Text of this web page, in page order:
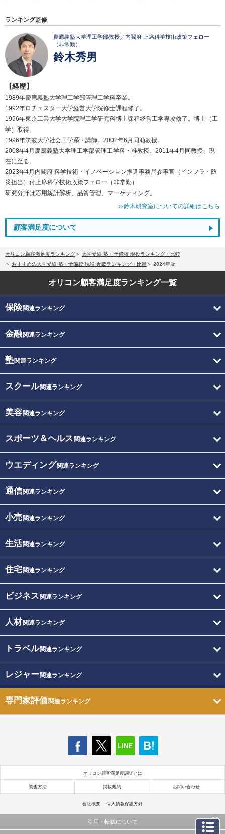
ランキング監修
慶應義塾大学理工学部教授／内閣府 上席科学技術政策フェロー
（非常勤）
鈴木秀男
【経歴】
1989年慶應義塾大学理工学部管理工学科卒業。
1992年ロチェスター大学経営大学院修士課程修了。
1996年東京工業大学大学院理工学研究科博士課程経営工学専攻修了。博士（工
学）取得。
1996年筑波大学社会工学系・講師。2002年6月同助教授。
2008年4月慶應義塾大学理工学部管理工学科・准教授。2011年4月同教授、現
在に至る。
2023年4月内閣府 科学技術・イノベーション推進事務局参事官（インフラ・防
災担当）付上席科学技術政策フェロー（非常勤）
研究分野は応用統計解析、品質管理、マーケティング。
≫鈴木研究室についての詳細はこちら
顧客満足度について
オリコン顧客満足度ランキング
大学受験 塾・予備校 現役ランキング・比較
おすすめの大学受験 塾・予備校 現役 近畿ランキング・比較
2024年版
オリコン顧客満足度ランキング一覧
保険関連ランキング
金融関連ランキング
塾関連ランキング
スクール関連ランキング
美容関連ランキング
スポーツ＆ヘルス 関連ランキング
ウエディング関連ランキング
通信関連ランキング
小売関連ランキング
生活関連ランキング
住宅関連ランキング
ビジネス 関連ランキング
人材関連ランキング
トラベル関連ランキング
レジャー関連ランキング
専門家評価関連ランキング
オリコン顧客満足度調査とは
調査方法 掲載規約 お問い合わせ
会社概要 個人情報保護方針
引用・転載について